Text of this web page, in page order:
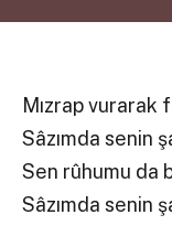
Mızrap vurarak
Sâzımda senin
Sen rûhumu da
Sâzımda senin